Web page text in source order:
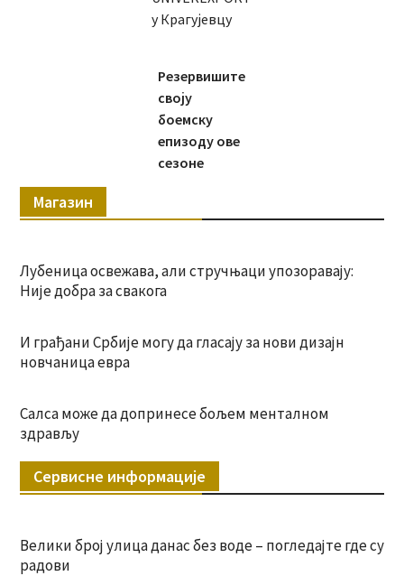
у Крагујевцу
Резервишите
своју
боемску
епизоду ове
сезоне
Магазин
Лубеница освежава, али стручњаци упозоравају:
Није добра за свакога
И грађани Србије могу да гласају за нови дизајн
новчаница евра
Салса може да допринесе бољем менталном
здрављу
Сервисне информације
Велики број улица данас без воде – погледајте где су
радови